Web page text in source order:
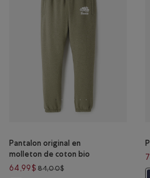
Pantalon original en
molleton de coton bio
64,99$ 84,00$Prix réduit de 84,00$ à